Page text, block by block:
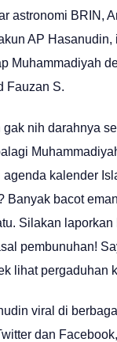
astronomi BRIN,
AP Hasanudin,
Muhammadiyah
Fauzan S.
nih darahnya
agenda kalender
Banyak bacot
Silakan laporkan
pembunuhan!
lihat pergaduhan
viral di
dan